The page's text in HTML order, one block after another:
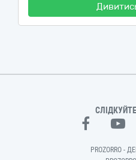
PROZORRO -